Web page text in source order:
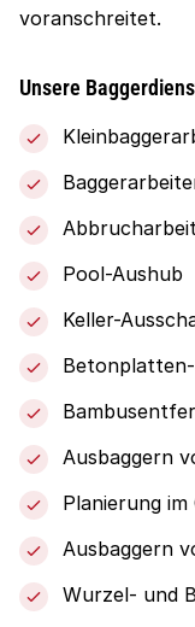
voranschreitet.
Unsere
Pool-Aushub
Keller-
Ausbaggern
Planierung
Ausbaggern
Wurzel- und